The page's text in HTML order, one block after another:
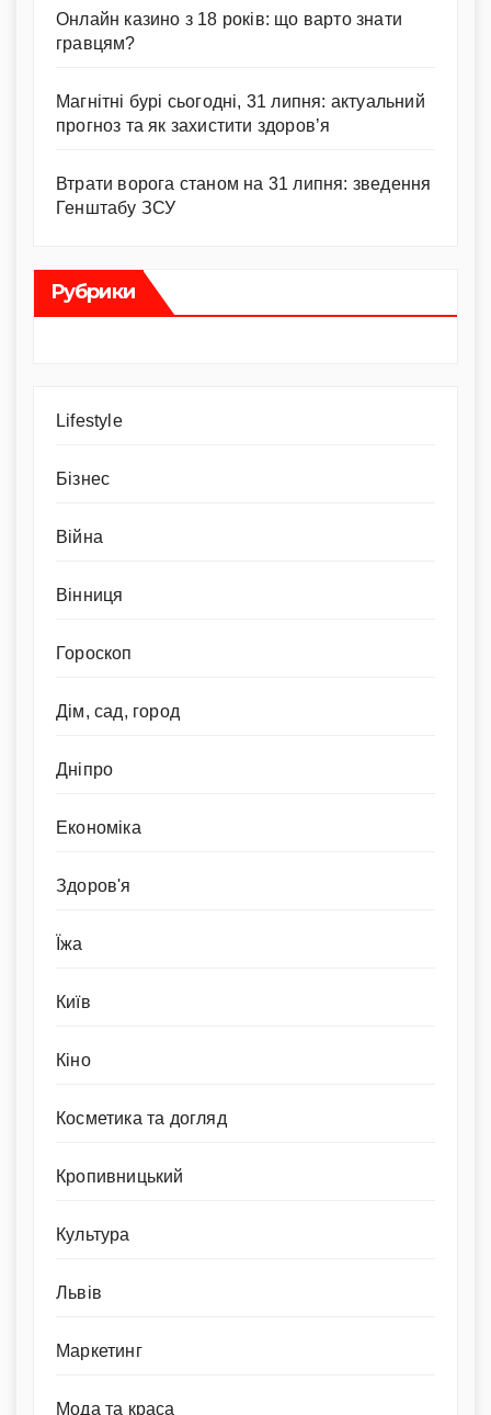
Онлайн казино з 18 років: що варто знати
гравцям?
Магнітні бурі сьогодні, 31 липня: актуальний
прогноз та як захистити здоров’я
Втрати ворога станом на 31 липня: зведення
Генштабу ЗСУ
Рубрики
Lifestyle
Бізнес
Війна
Вінниця
Гороскоп
Дім, сад, город
Дніпро
Економіка
Здоров'я
Їжа
Київ
Кіно
Косметика та догляд
Кропивницький
Культура
Львів
Маркетинг
Мода та краса